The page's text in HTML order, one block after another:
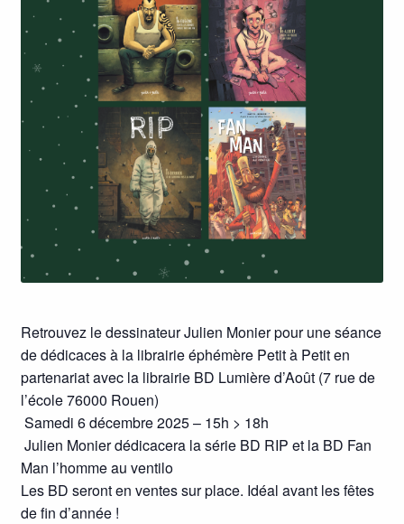
Retrouvez le dessinateur Julien Monier pour une séance
de dédicaces à la librairie éphémère Petit à Petit en
partenariat avec la librairie BD Lumière d’Août (7 rue de
l’école 76000 Rouen)
Samedi 6 décembre 2025 – 15h > 18h
Julien Monier dédicacera la série BD RIP et la BD Fan
Man l’homme au ventilo
Les BD seront en ventes sur place. Idéal avant les fêtes
de fin d’année !